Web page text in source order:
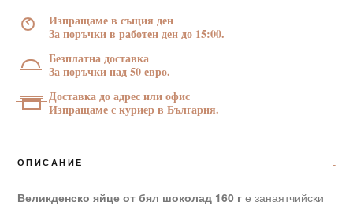
160
Изпращаме в същия ден
За поръчки в работен ден до 15:00.
Безплатна доставка
За поръчки над 50 евро.
Доставка до адрес или офис
Изпращаме с куриер в България.
ОПИСАНИЕ
Великденско яйце от бял шоколад 160 г е занаятчийски